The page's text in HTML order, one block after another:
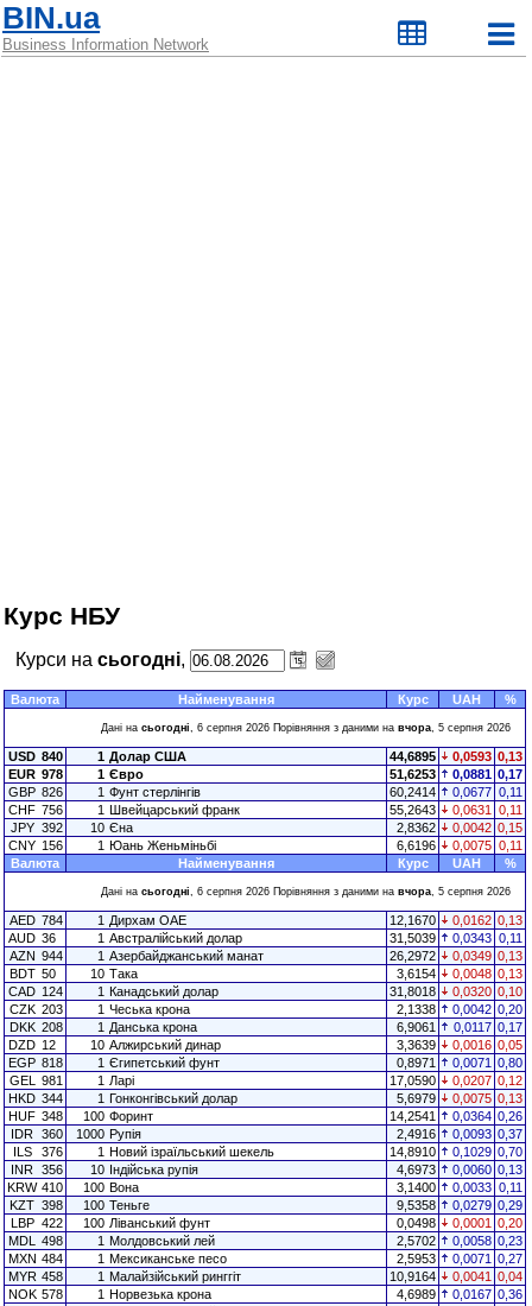
BIN.ua
Business Information Network
Курс НБУ
Курси на сьогодні,
Валюта Найменування Курс UAH %
Дані на сьогодні, 6 серпня 2026 Порівняння з даними на вчора, 5 серпня 2026
USD 840 1 Долар США 44,6895 0,0593 0,13
EUR 978 1 Євро 51,6253 0,0881 0,17
GBP 826 1 Фунт стерлінгів 60,2414 0,0677 0,11
CHF 756 1 Швейцарський франк 55,2643 0,0631
0,11
JPY 392 10 Єна 2,8362 0,0042 0,15
CNY 156 1 Юань Женьміньбі 6,6196 0,0075 0,11
Валюта
Найменування Курс UAH %
Дані на сьогодні, 6 серпня 2026 Порівняння з даними на вчора, 5 серпня 2026
AED 784 1 Дирхам ОАЕ 12,1670 0,0162 0,13
AUD 36 1 Австралійський долар 31,5039 0,0343 0,11
AZN 944 1 Азербайджанський манат 26,2972 0,0349 0,13
BDT 50 10 Така 3,6154 0,0048 0,13
CAD 124 1 Канадський долар 31,8018 0,0320 0,10
CZK 203 1 Чеська крона 2,1338 0,0042 0,20
DKK 208 1 Данська крона 6,9061 0,0117 0,17
DZD 12 10 Алжирський динар 3,3639 0,0016 0,05
EGP 818 1 Єгипетський фунт 0,8971 0,0071 0,80
GEL
981 1 Ларі 17,0590 0,0207 0,12
HKD 344 1 Гонконгівський долар 5,6979 0,0075 0,13
HUF 348 100 Форинт 14,2541 0,0364 0,26
IDR 360 1000 Рупія 2,4916 0,0093 0,37
ILS
376 1 Новий ізраїльський шекель 14,8910 0,1029 0,70
INR 356 10 Індійська рупія 4,6973 0,0060 0,13
KRW 410 100 Вона 3,1400 0,0033 0,11
KZT 398 100 Теньге 9,5358 0,0279 0,29
LBP 422 100 Ліванський фунт 0,0498 0,0001 0,20
MDL
498 1 Молдовський лей 2,5702 0,0058 0,23
MXN 484 1 Мексиканське песо 2,5953 0,0071 0,27
MYR 458 1 Малайзійський ринггіт 10,9164 0,0041 0,04
NOK 578 1 Норвезька крона 4,6989 0,0167 0,36